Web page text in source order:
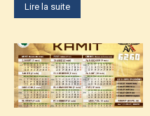
Lire la suite